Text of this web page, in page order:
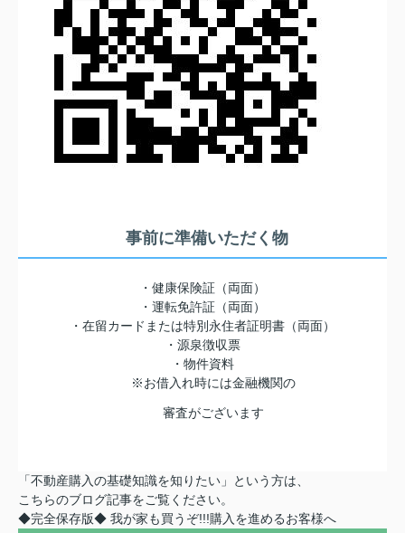
事前に準備いただく物
・健康保険証（両面）
・運転免許証（両面）
・在留カードまたは特別永住者証明書（両面）
・源泉徴収票
・物件資料
※お借入れ時には金融機関の
審査がございます
「不動産購入の基礎知識を知りたい」という方は、
こちらのブログ記事をご覧ください。
◆完全保存版◆ 我が家も買うぞ!!!購入を進めるお客様へ